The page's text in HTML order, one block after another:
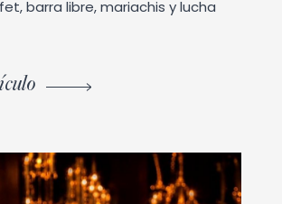
barra libre, mariachis y lucha